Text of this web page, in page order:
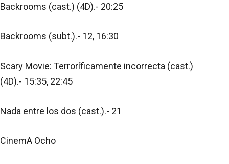
Backrooms (cast.) (4D).- 20:25
Backrooms (subt.).- 12, 16:30
Scary Movie: Terroríficamente incorrecta (cast.)
(4D).- 15:35, 22:45
Nada entre los dos (cast.).- 21
CinemA Ocho